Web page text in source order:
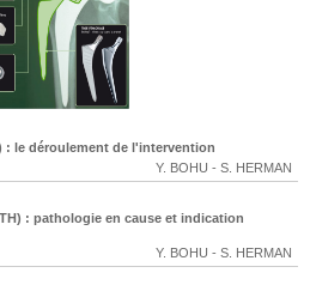
: le déroulement de l'intervention
Y. BOHU - S. HERMAN
: pathologie en cause et indication
Y. BOHU - S. HERMAN